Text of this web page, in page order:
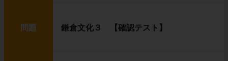
問題 鎌倉文化３ 【確認テスト】